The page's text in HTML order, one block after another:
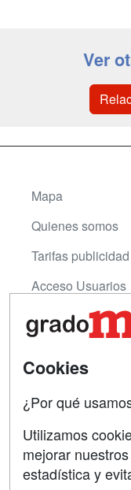
Ver
Mapa
Quienes somos
Tarifas publicidad
Acceso Usuarios
Acceso Centros
Contactar
Copyleft
Cookies
¿Por qué
Utilizamos
mejorar
estadística y